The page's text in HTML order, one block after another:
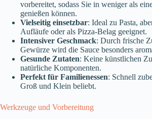
vorbereitet, sodass Sie in weniger als
genießen können.
Vielseitig einsetzbar: Ideal zu Pasta,
Aufläufe oder als Pizza-Belag geeignet.
Intensiver Geschmack: Durch frische
Gewürze wird die Sauce besonders
Gesunde Zutaten: Keine künstlichen
natürliche Komponenten.
Perfekt für Familienessen: Schnell
Groß und Klein beliebt.
Werkzeuge und Vorbereitung